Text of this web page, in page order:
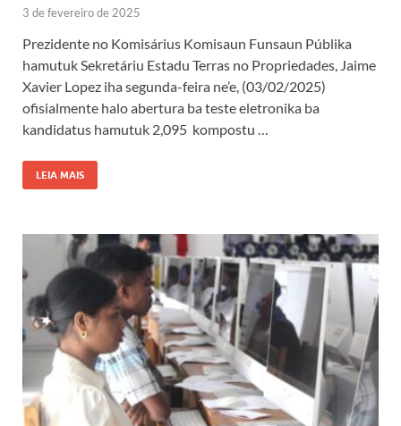
3 de fevereiro de 2025
Prezidente no Komisárius Komisaun Funsaun Públika
hamutuk Sekretáriu Estadu Terras no Propriedades, Jaime
Xavier Lopez iha segunda-feira ne’e, (03/02/2025)
ofisialmente halo abertura ba teste eletronika ba
kandidatus hamutuk 2,095 kompostu …
LEIA MAIS